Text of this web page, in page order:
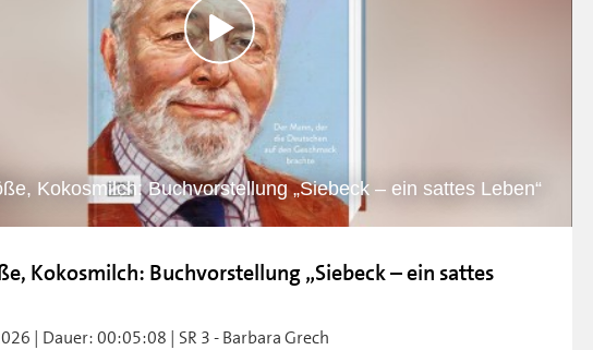
Kokosmilch: Buchvorstellung „Siebeck – ein sattes Leben“
Kokosmilch: Buchvorstellung „Siebeck – ein sattes
| Dauer: 00:05:08 | SR 3 - Barbara Grech